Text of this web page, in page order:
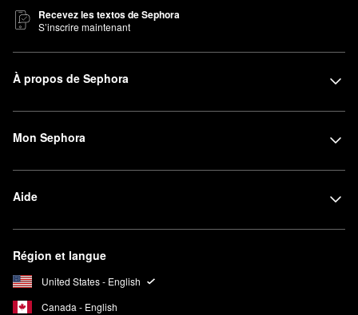
Recevez les textos de Sephora
S’inscrire maintenant
À propos de Sephora
Mon Sephora
Aide
Région et langue
United States - English
Canada - English